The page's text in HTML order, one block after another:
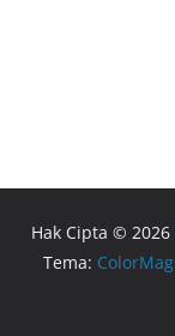
Hak Cipta © 2026
Tema: ColorMag